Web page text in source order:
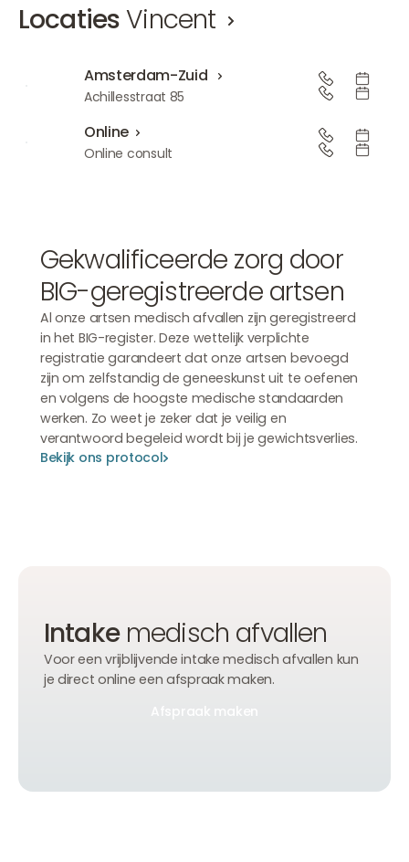
LocatiesVincent
Amsterdam-Zuid
Amsterdam-Zuid
Achillesstraat 85
Online
Online consult
Gekwalificeerde zorg door
BIG-geregistreerde artsen
Al onze artsen medisch afvallen zijn geregistreerd
in het BIG-register. Deze wettelijk verplichte
registratie garandeert dat onze artsen bevoegd
zijn om zelfstandig de geneeskunst uit te oefenen
en volgens de hoogste medische standaarden
werken. Zo weet je zeker dat je veilig en
verantwoord begeleid wordt bij je gewichtsverlies.
Bekijk ons protocol
Bekijk ons protocol
Intakemedisch afvallen
Voor een vrijblijvende intake medisch afvallen kun
je direct online een afspraak maken.
Afspraak maken